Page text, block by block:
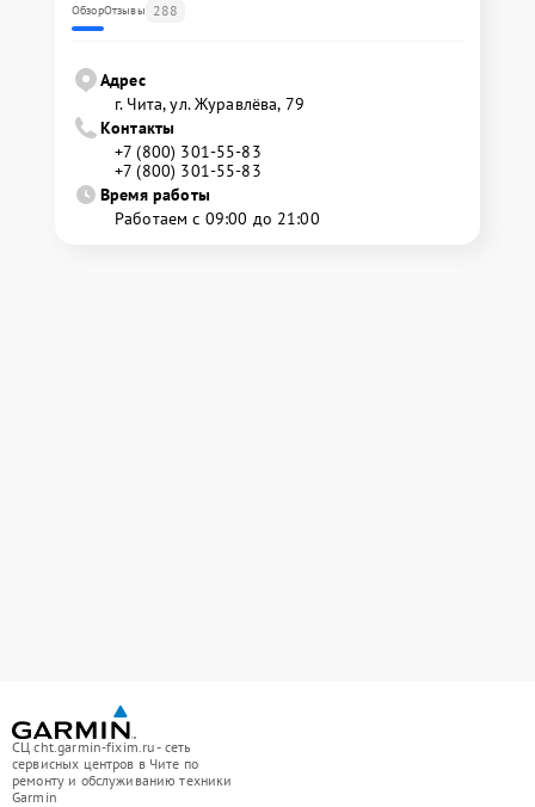
ОбзорОтзывы 288
Адрес
г. Чита, ул. Журавлёва, 79
Контакты
+7 (800) 301-55-83
+7 (800) 301-55-83
Время работы
Работаем с 09:00 до 21:00
СЦ cht.garmin-fixim.ru - сеть
сервисных центров в Чите по
ремонту и обслуживанию техники
Garmin